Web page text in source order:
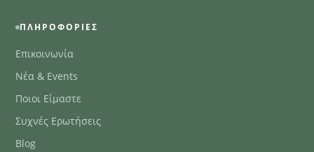
ΠΛΗΡΟΦΟΡΊΕΣ
Επικοινωνία
Νέα & Events
Ποιοι Είμαστε
Συχνές Ερωτήσεις
Blog